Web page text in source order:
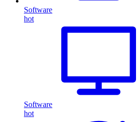
Software
hot
Software
hot